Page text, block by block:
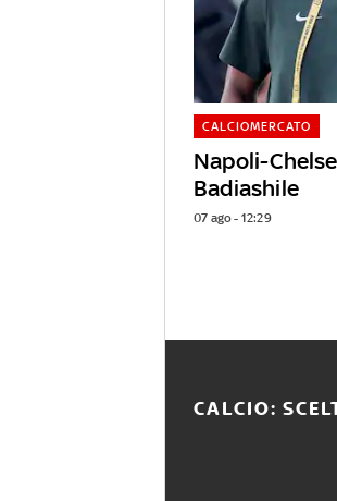
Napoli-
Badiashile
CALCIOMERCATO
07 ago - 12:29
CALCIO: